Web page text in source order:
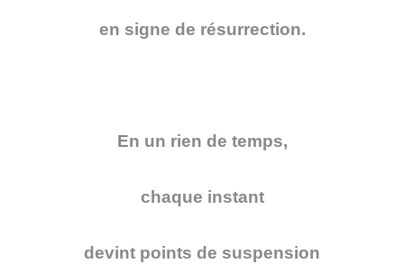
en signe de résurrection.
En un rien de temps,
chaque instant
devint points de suspension